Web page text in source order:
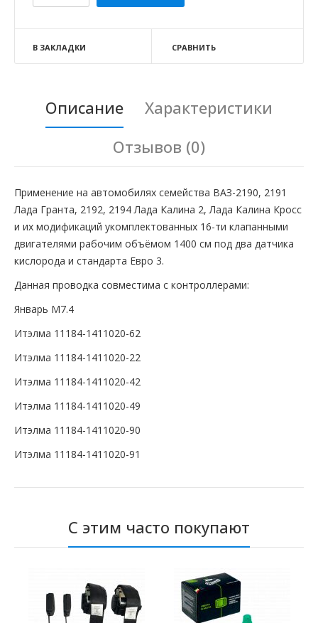
В ЗАКЛАДКИ СРАВНИТЬ
Описание
Характеристики
Отзывов (0)
Применение на автомобилях семейства ВАЗ-2190, 2191
Лада Гранта, 2192, 2194 Лада Калина 2, Лада Калина Кросс
и их модификаций укомплектованных 16-ти клапанными
двигателями рабочим объёмом 1400 см под два датчика
кислорода и стандарта Евро 3.
Данная проводка совместима с контроллерами:
Январь М7.4
Итэлма 11184-1411020-62
Итэлма 11184-1411020-22
Итэлма 11184-1411020-42
Итэлма 11184-1411020-49
Итэлма 11184-1411020-90
Итэлма 11184-1411020-91
С этим часто покупают